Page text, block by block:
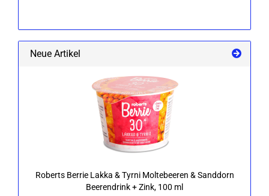
Neue Artikel
Ro­berts Ber­rie Lakka & Tyrni Mol­te­bee­ren & Sand­dorn
Bee­ren­drink + Zink, 100 ml